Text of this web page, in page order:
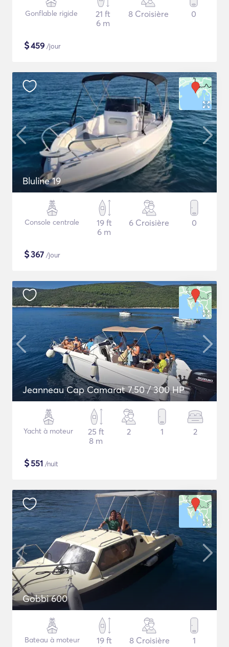
Gonflable rigide
21 ft
6 m
8 Croisière 0
$459 /jour
Bluline 19
Console centrale
19 ft
6 m
6 Croisière 0
$367 /jour
Jeanneau Cap Camarat 7.50 / 300 HP
Yacht à moteur
25 ft
8 m
2 1 2
$551 /nuit
Gobbi 600
Bateau à moteur
19 ft
8 Croisière 1